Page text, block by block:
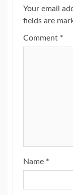
Your email
fields are
Comment *
Name *